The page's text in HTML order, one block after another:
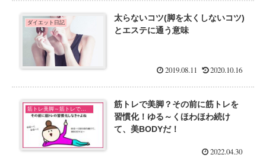
ダイエット日記
太らないコツ(脚を太くしないコツ)
とエステに通う意味
2019.08.11 2020.10.16
筋トレで美脚？その前に筋トレを
習慣化！ゆる～くほわほわ続け
て、美BODYだ！
2022.04.30